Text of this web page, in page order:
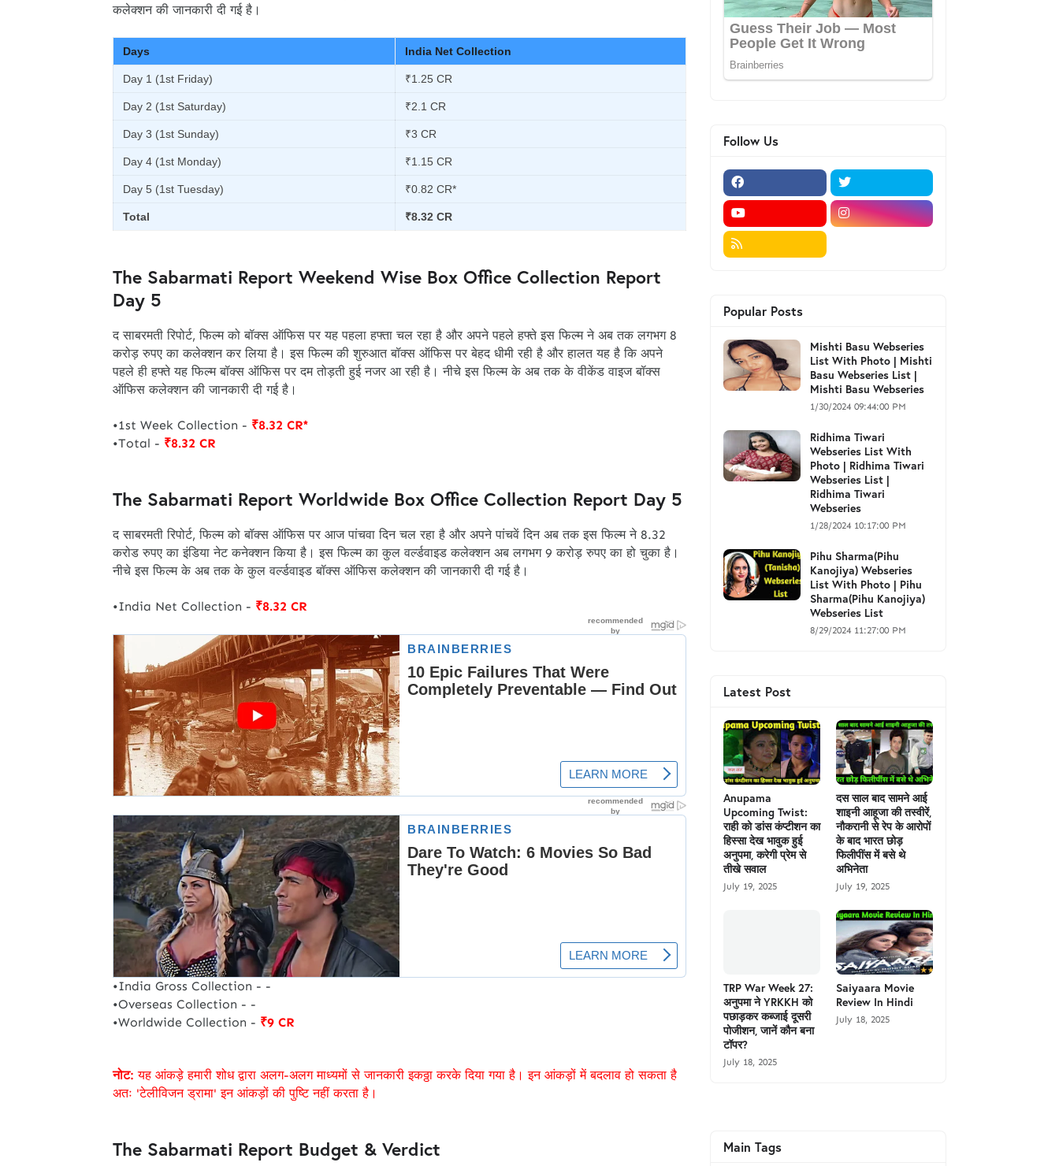
कलेक्शन की जानकारी दी गई है।
Days India Net Collection
Day 1 (1st Friday) ₹1.25 CR
Day 2 (1st Saturday) ₹2.1 CR
Day 3 (1st Sunday) ₹3 CR
Day 4 (1st Monday) ₹1.15 CR
Day 5 (1st Tuesday) ₹0.82 CR*
Total ₹8.32 CR
The Sabarmati Report Weekend Wise Box Office Collection Report
Day 5
द साबरमती रिपोर्ट, फिल्म को बॉक्स ऑफिस पर यह पहला हफ्ता चल रहा है और अपने पहले हफ्ते इस फिल्म ने अब तक लगभग 8
करोड़ रुपए का कलेक्शन कर लिया है। इस फिल्म की शुरुआत बॉक्स ऑफिस पर बेहद धीमी रही है और हालत यह है कि अपने
पहले ही हफ्ते यह फिल्म बॉक्स ऑफिस पर दम तोड़ती हुई नजर आ रही है। नीचे इस फिल्म के अब तक के वीकेंड वाइज बॉक्स
ऑफिस कलेक्शन की जानकारी दी गई है।
•1st Week Collection - ₹8.32 CR*
•Total - ₹8.32 CR
The Sabarmati Report Worldwide Box Office Collection Report Day 5
द साबरमती रिपोर्ट, फिल्म को बॉक्स ऑफिस पर आज पांचवा दिन चल रहा है और अपने पांचवें दिन अब तक इस फिल्म ने 8.32
करोड रुपए का इंडिया नेट कनेक्शन किया है। इस फिल्म का कुल वर्ल्डवाइड कलेक्शन अब लगभग 9 करोड़ रुपए का हो चुका है।
नीचे इस फिल्म के अब तक के कुल वर्ल्डवाइड बॉक्स ऑफिस कलेक्शन की जानकारी दी गई है।
•India Net Collection - ₹8.32 CR
•India Gross Collection - -
•Overseas Collection - -
•Worldwide Collection - ₹9 CR
नोट: यह आंकड़े हमारी शोध द्वारा अलग-अलग माध्यमों से जानकारी इकठ्ठा करके दिया गया है। इन आंकड़ों में बदलाव हो सकता है
अतः 'टेलीविजन ड्रामा' इन आंकड़ों की पुष्टि नहीं करता है।
The Sabarmati Report Budget & Verdict
Follow Us
Popular Posts
Mishti Basu Webseries
List With Photo | Mishti
Basu Webseries List |
Mishti Basu Webseries
1/30/2024 09:44:00 PM
Ridhima Tiwari
Webseries List With
Photo | Ridhima Tiwari
Webseries List |
Ridhima Tiwari
Webseries
1/28/2024 10:17:00 PM
Pihu Sharma(Pihu
Kanojiya) Webseries
List With Photo | Pihu
Sharma(Pihu Kanojiya)
Webseries List
8/29/2024 11:27:00 PM
Latest Post
Anupama
Upcoming Twist:
राही को डांस कंप्टीशन का
हिस्सा देख भावुक हुई
अनुपमा, करेगी प्रेम से
तीखे सवाल
July 19, 2025
दस साल बाद सामने आई
शाइनी आहूजा की तस्वीरें,
नौकरानी से रेप के आरोपों
के बाद भारत छोड़
फिलीपींस में बसे थे
अभिनेता
July 19, 2025
TRP War Week 27:
अनुपमा ने YRKKH को
पछाड़कर कब्जाई दूसरी
पोजीशन, जानें कौन बना
टॉपर?
July 18, 2025
Saiyaara Movie
Review In Hindi
July 18, 2025
Main Tags